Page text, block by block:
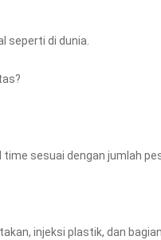
seperti di dunia.
sesuai dengan jumlah
injeksi plastik, dan